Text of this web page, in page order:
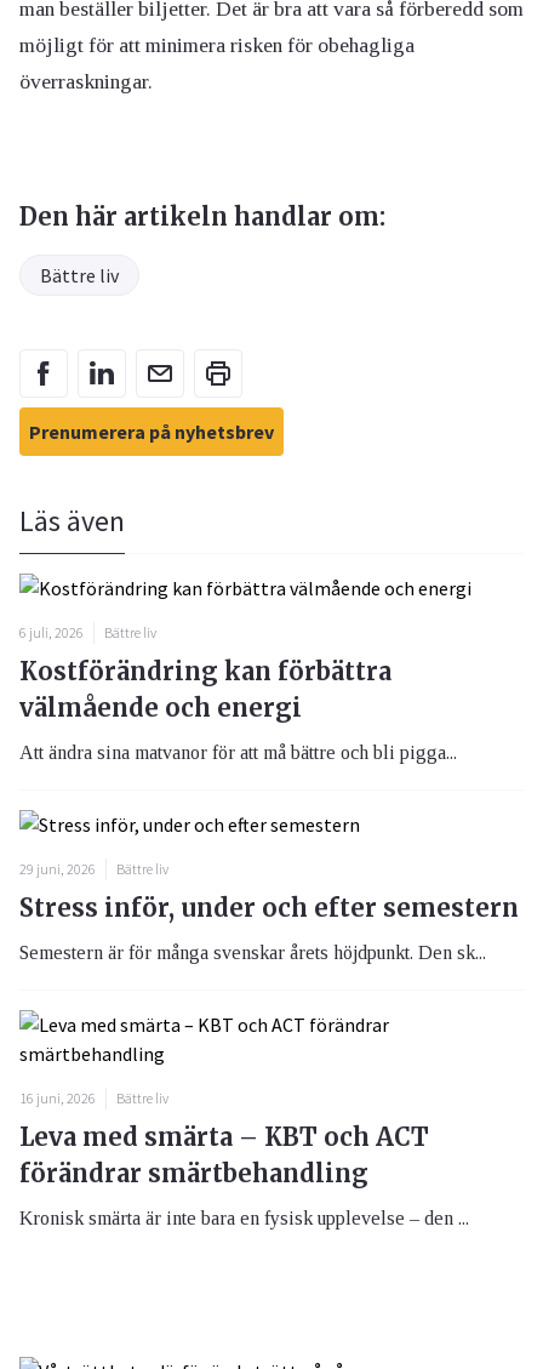
man beställer biljetter. Det är bra att vara så förberedd som
möjligt för att minimera risken för obehagliga
överraskningar.
Den här artikeln handlar om:
Bättre liv
Prenumerera på nyhetsbrev
Läs även
6 juli, 2026 Bättre liv
Kostförändring kan förbättra
välmående och energi
Att ändra sina matvanor för att må bättre och bli pigga...
29 juni, 2026 Bättre liv
Stress inför, under och efter semestern
Semestern är för många svenskar årets höjdpunkt. Den sk...
16 juni, 2026 Bättre liv
Leva med smärta – KBT och ACT
förändrar smärtbehandling
Kronisk smärta är inte bara en fysisk upplevelse – den ...